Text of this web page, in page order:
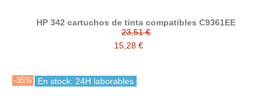
HP 342 cartuchos de tinta compatibles C9361EE
23,51 €
15,28 €
-35% En stock: 24H laborables